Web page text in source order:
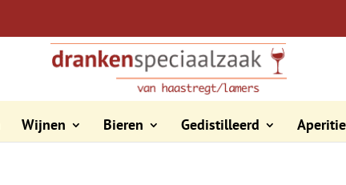
Wijnen Bieren Gedistilleerd